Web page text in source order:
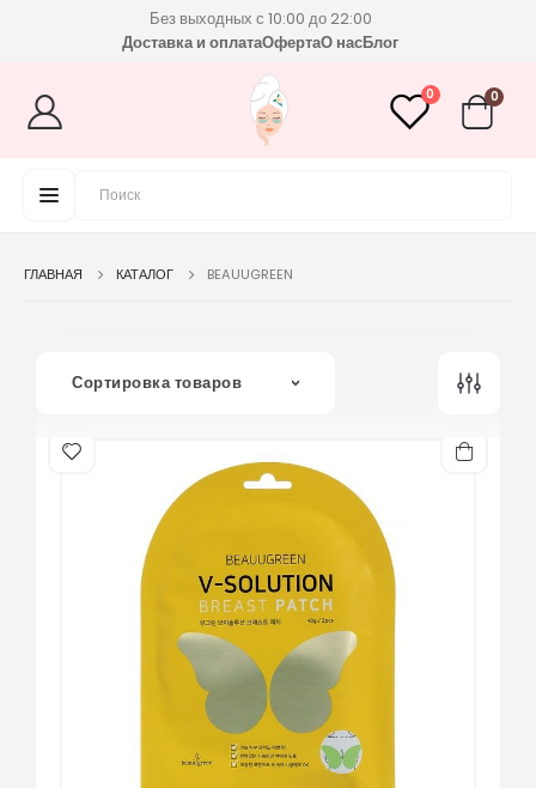
Без выходных с 10:00 до 22:00
Доставка и оплатаОфертаО насБлог
0 0
ГЛАВНАЯ КАТАЛОГ BEAUUGREEN
Сортировка товаров